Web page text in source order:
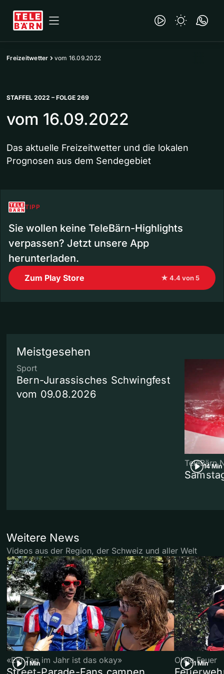
Freizeitwetter vom 16.09.2022
STAFFEL 2022 – FOLGE 269
vom 16.09.2022
Das aktuelle Freizeitwetter und die lokalen
Prognosen aus dem Sendegebiet
TIPP
Sie wollen keine TeleBärn-Highlights
verpassen? Jetzt unsere App
herunterladen.
Zum Play Store ★ 4.4 von 5
Meistgesehen
Sport
Bern-Jurassisches Schwingfest
vom 09.08.2026
14 Min
TeleBärn
Weitere News
Videos aus der Region, der Schweiz und aller Welt
1 Min
«Ein Tag im Jahr ist das okay» 1 Min
Ohne Feuer